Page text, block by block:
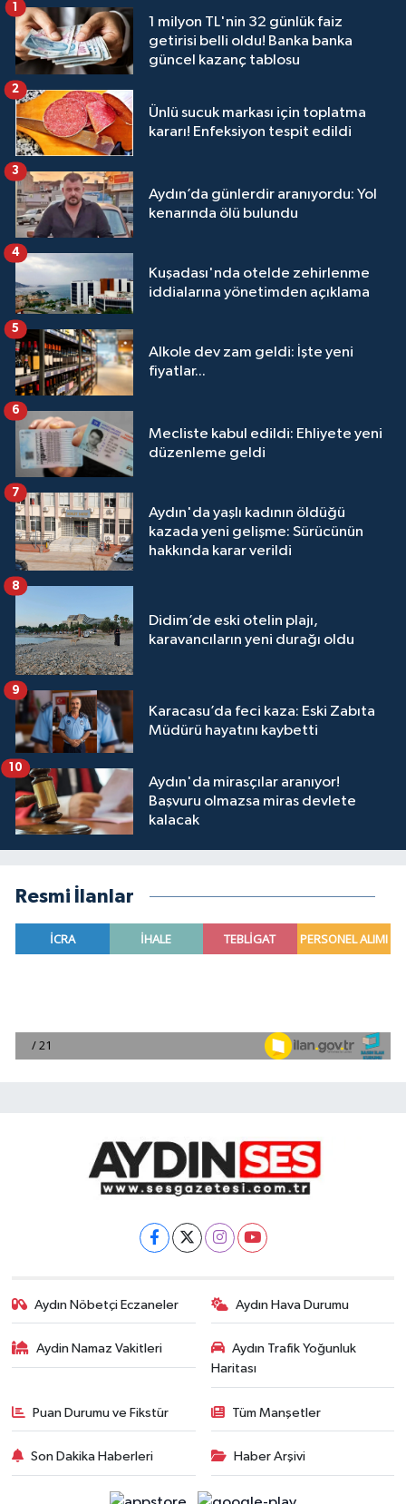
1 milyon TL'nin 32 günlük faiz
getirisi belli oldu! Banka banka
güncel kazanç tablosu
1
Ünlü sucuk markası için toplatma
kararı! Enfeksiyon tespit edildi
2
Aydın’da günlerdir aranıyordu: Yol
kenarında ölü bulundu
3
Kuşadası'nda otelde zehirlenme
iddialarına yönetimden açıklama
4
Alkole dev zam geldi: İşte yeni
fiyatlar...
5
Mecliste kabul edildi: Ehliyete yeni
düzenleme geldi
6
Aydın'da yaşlı kadının öldüğü
kazada yeni gelişme: Sürücünün
hakkında karar verildi
7
Didim’de eski otelin plajı,
karavancıların yeni durağı oldu
8
Karacasu’da feci kaza: Eski Zabıta
Müdürü hayatını kaybetti
9
Aydın'da mirasçılar aranıyor!
Başvuru olmazsa miras devlete
kalacak
10
Resmi İlanlar
Aydın Nöbetçi Eczaneler Aydın Hava Durumu
Aydin Namaz Vakitleri
Aydın Trafik Yoğunluk
Haritası
Puan Durumu ve Fikstür Tüm Manşetler
Son Dakika Haberleri Haber Arşivi